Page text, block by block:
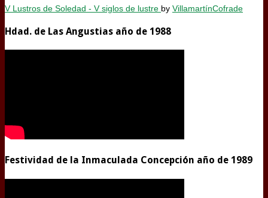
V Lustros de Soledad - V siglos de lustre by VillamartínCofrade
Hdad. de Las Angustias año de 1988
Festividad de la Inmaculada Concepción año de 1989